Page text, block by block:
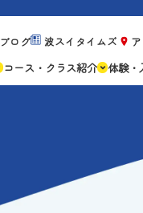
ブログ 波スイタイムズ
コース・クラス紹介 体験・
よ